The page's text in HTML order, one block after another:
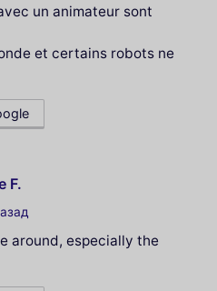
un animateur sont
et certains robots ne
F.
around, especially the